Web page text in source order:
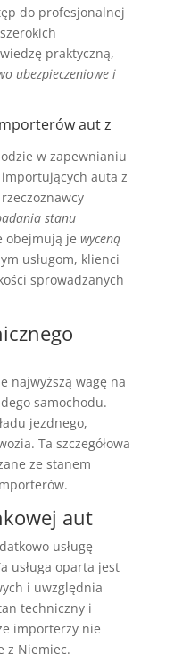
do profesjonalnej
praktyczną,
ubezpieczeniowe i
aut z
w zapewnianiu
auta z
stanu
obejmują je wyceną
usługom, klienci
sprowadzanych
najwyższą wagę na
samochodu.
jezdnego,
Ta szczegółowa
ze stanem
aut
usługę
usługa oparta jest
i uwzględnia
techniczny i
importerzy nie
z Niemiec.